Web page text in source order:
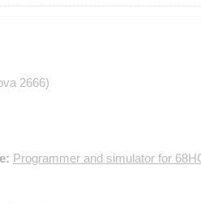
2666)
Programmer and simulator for